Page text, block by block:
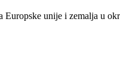
unije i zemalja u